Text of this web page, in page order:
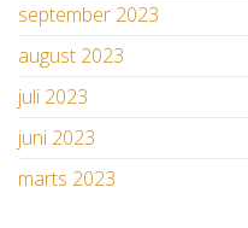
september 2023
august 2023
juli 2023
juni 2023
marts 2023